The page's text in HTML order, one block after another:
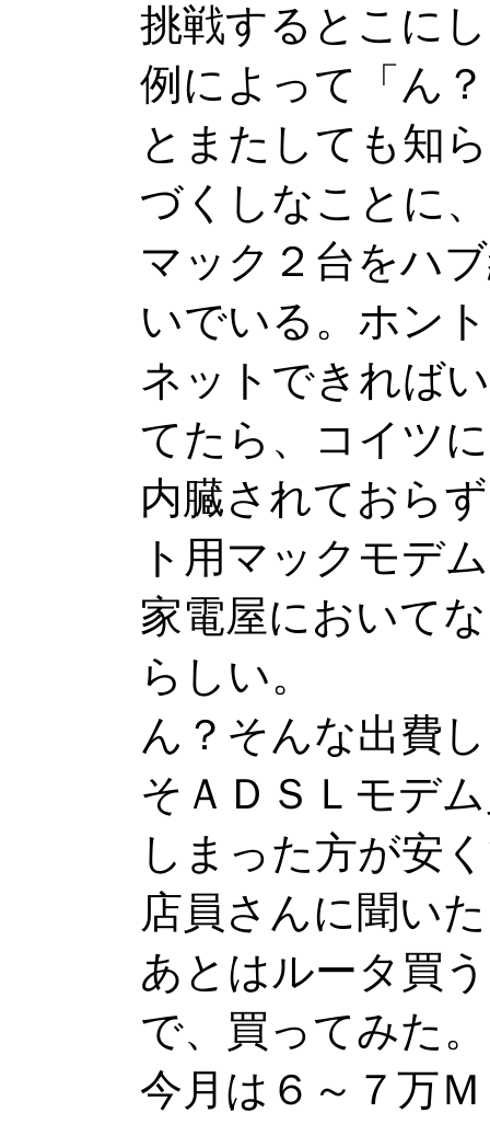
挑戦するとこに
例によって「ん
とまたしても知
づくしなことに
マック２台をハ
いでいる。ホン
ネットできれば
てたら、コイツ
内臓されておら
ト用マックモデ
家電屋において
らしい。
ん？そんな出費
そＡＤＳＬモデ
しまった方が安
店員さんに聞い
あとはルータ買
で、買ってみた。
今月は６～７万